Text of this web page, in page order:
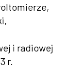
i radiowej
r.